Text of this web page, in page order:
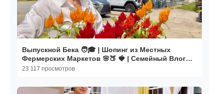
Выпускной Бека 🧑🎓 | Шопинг из Местных
Фермерских Маркетов 🌸🍑 🍓 | Семейный Влог
Эгине
23 117 просмотров